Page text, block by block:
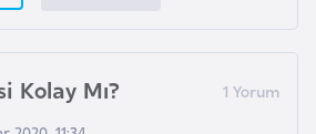
Kolay Mı?